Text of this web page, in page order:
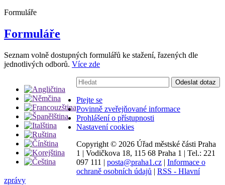
Formuláře
Formuláře
Seznam volně dostupných formulářů ke stažení, řazených dle
jednotlivých odborů. Více zde
Vyhledávání:
Odeslat dotaz
Ptejte se
Povinně zveřejňované informace
Prohlášení o přístupnosti
Nastavení cookies
Copyright © 2026 Úřad městské části Praha
1 | Vodičkova 18, 115 68 Praha 1 | Tel.: 221
097 111 | posta@praha1.cz | Informace o
ochraně osobních údajů | RSS - Hlavní
zprávy